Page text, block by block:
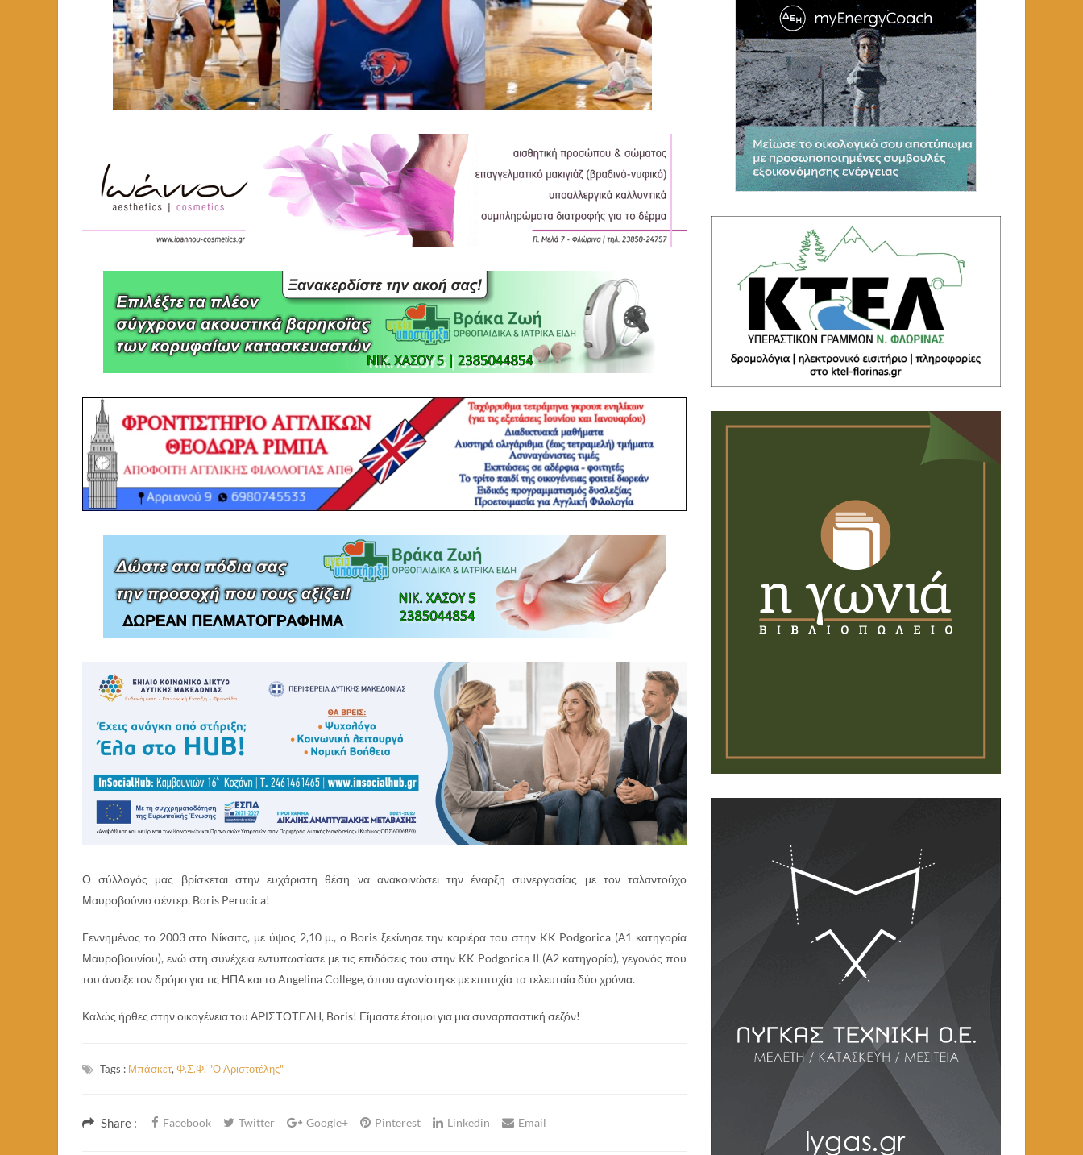
Ο σύλλογός μας βρίσκεται στην ευχάριστη θέση να ανακοινώσει την έναρξη συνεργασίας με τον ταλαντούχο
Μαυροβούνιο σέντερ, Boris Perucica!
Γεννημένος το 2003 στο Νίκσιτς, με ύψος 2,10 μ., ο Boris ξεκίνησε την καριέρα του στην KK Podgorica (Α1 κατηγορία
Μαυροβουνίου), ενώ στη συνέχεια εντυπωσίασε με τις επιδόσεις του στην KK Podgorica II (Α2 κατηγορία), γεγονός που
του άνοιξε τον δρόμο για τις ΗΠΑ και το Angelina College, όπου αγωνίστηκε με επιτυχία τα τελευταία δύο χρόνια.
Καλώς ήρθες στην οικογένεια του ΑΡΙΣΤΟΤΕΛΗ, Boris! Είμαστε έτοιμοι για μια συναρπαστική σεζόν!
Tags : Μπάσκετ, Φ.Σ.Φ. "Ο Αριστοτέλης"
Share : Facebook Twitter Google+ Pinterest Linkedin Email